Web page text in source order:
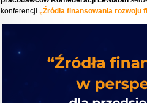
konferencji „Źródła finansowania